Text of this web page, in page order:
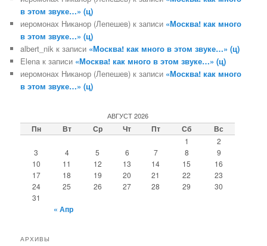
в этом звуке…» (ц)
иеромонах Никанор (Лепешев) к записи «Москва! как много
в этом звуке…» (ц)
albert_nik к записи «Москва! как много в этом звуке…» (ц)
Elena к записи «Москва! как много в этом звуке…» (ц)
иеромонах Никанор (Лепешев) к записи «Москва! как много
в этом звуке…» (ц)
АВГУСТ 2026
Пн Вт Ср Чт Пт Сб Вс
1
2
3
4 5 6 7 8
9
10
11 12 13 14 15
16
17
18 19 20 21 22
23
24
25 26 27 28 29
30
31
« Апр
АРХИВЫ